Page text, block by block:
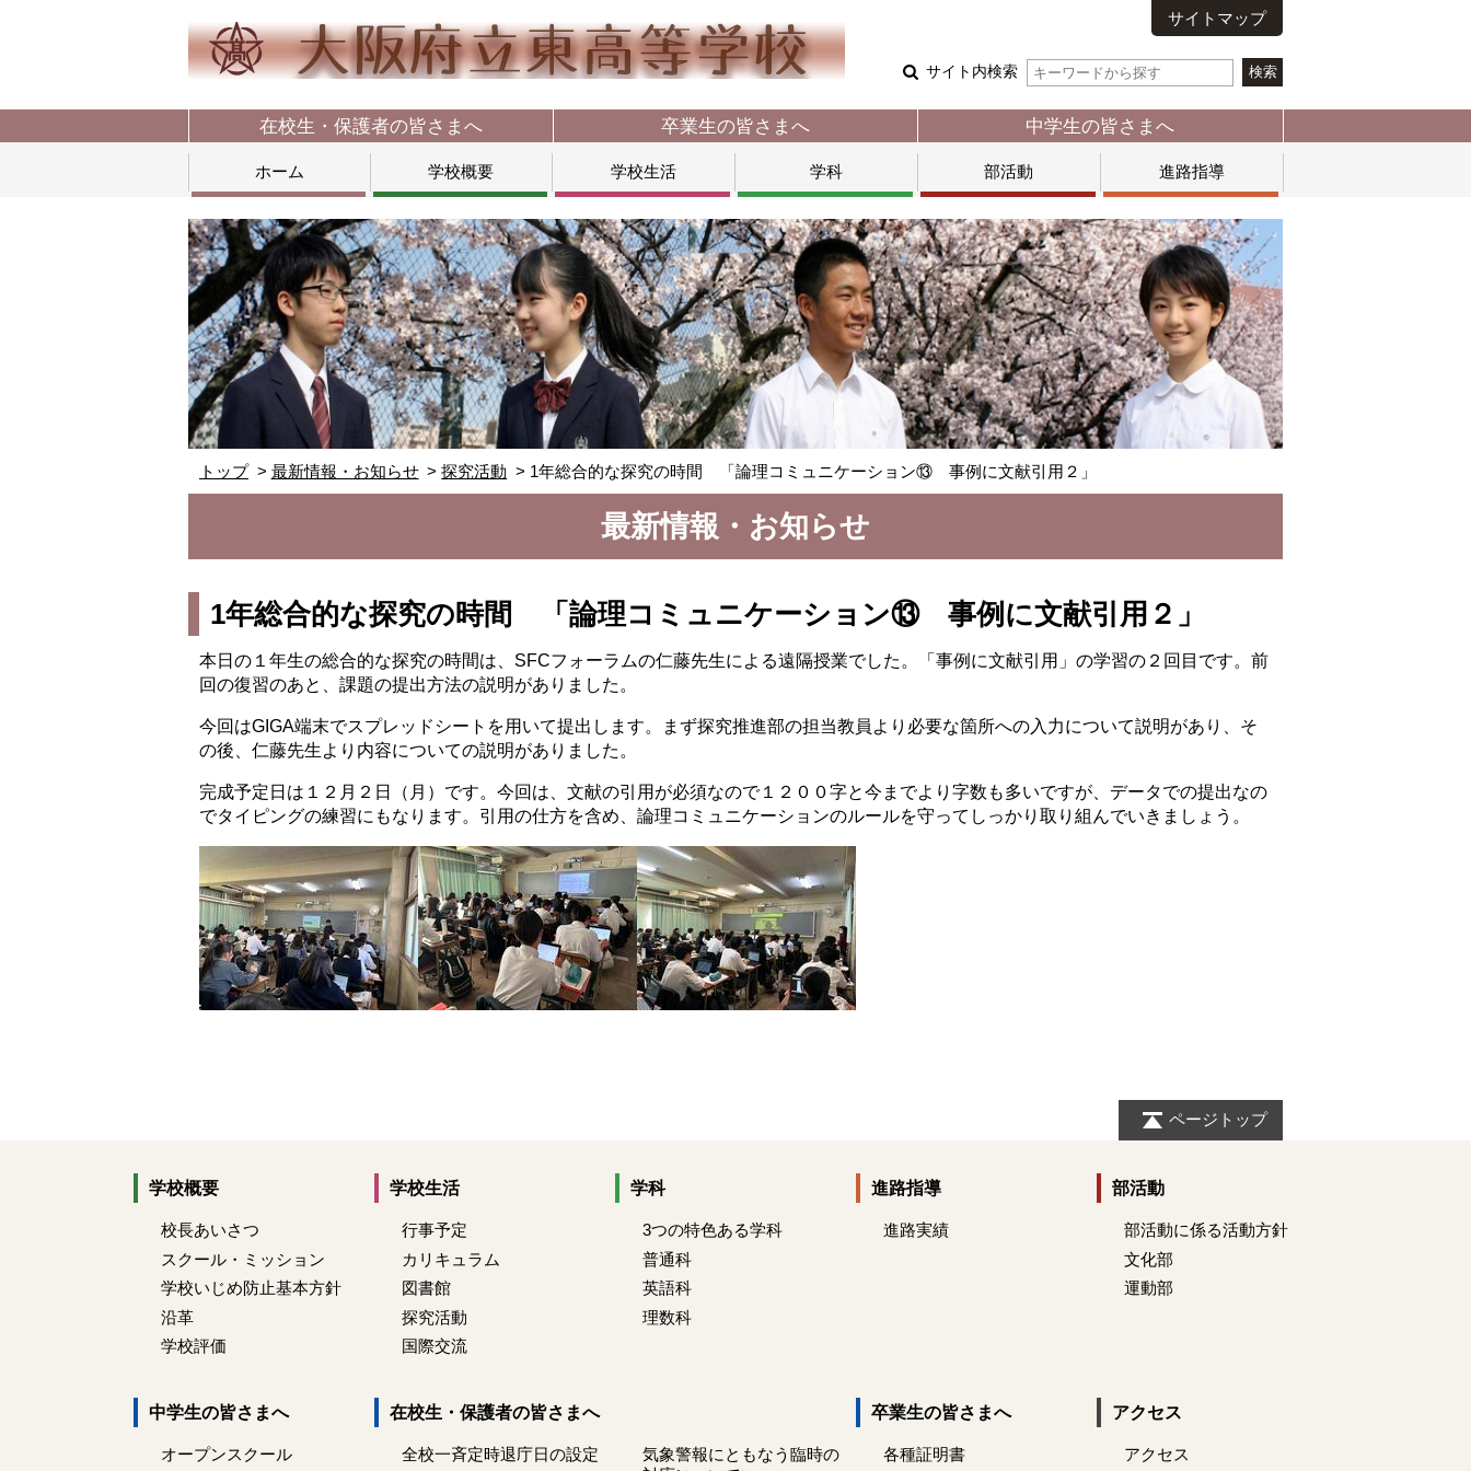
サイトマップ
サイト内検索
在校生・保護者の皆さまへ 卒業生の皆さまへ 中学生の皆さまへ
ホーム 学校概要 学校生活 学科 部活動 進路指導
トップ 最新情報・お知らせ 探究活動 1年総合的な探究の時間 「論理コミュニケーション⑬ 事例に文献引用２」
最新情報・お知らせ
1年総合的な探究の時間 「論理コミュニケーション⑬ 事例に文献引用２」
本日の１年生の総合的な探究の時間は、SFCフォーラムの仁藤先生による遠隔授業でした。「事例に文献引用」の学習の２回目です。前
回の復習のあと、課題の提出方法の説明がありました。
今回はGIGA端末でスプレッドシートを用いて提出します。まず探究推進部の担当教員より必要な箇所への入力について説明があり、そ
の後、仁藤先生より内容についての説明がありました。
完成予定日は１２月２日（月）です。今回は、文献の引用が必須なので１２００字と今までより字数も多いですが、データでの提出なの
でタイピングの練習にもなります。引用の仕方を含め、論理コミュニケーションのルールを守ってしっかり取り組んでいきましょう。
ページトップ
学校概要
校長あいさつ
スクール・ミッション
学校いじめ防止基本方針
沿革
学校評価
学校生活
行事予定
カリキュラム
図書館
探究活動
国際交流
学科
3つの特色ある学科
普通科
英語科
理数科
進路指導
進路実績
部活動
部活動に係る活動方針
文化部
運動部
中学生の皆さまへ
オープンスクール
在校生・保護者の皆さまへ
全校一斉定時退庁日の設定
気象警報にともなう臨時の
卒業生の皆さまへ
各種証明書
アクセス
アクセス